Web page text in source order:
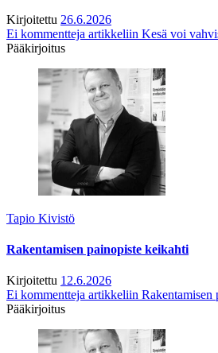
Kirjoitettu 26.6.2026
Ei kommentteja artikkeliin Kesä voi
Pääkirjoitus
Tapio Kivistö
Rakentamisen painopiste keikahti
Kirjoitettu 12.6.2026
Ei kommentteja artikkeliin Rakentamisen
Pääkirjoitus